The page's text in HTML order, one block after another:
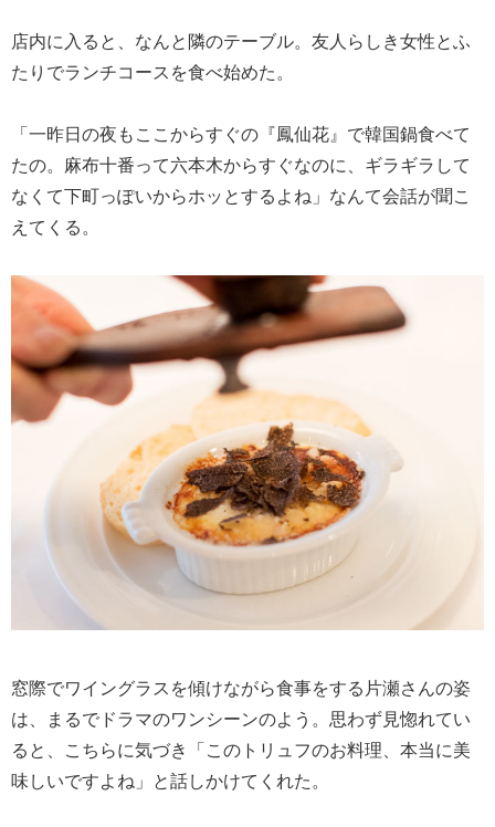
店内に入ると、なんと隣のテーブル。友人らしき女性とふ
たりでランチコースを食べ始めた。
「一昨日の夜もここからすぐの『鳳仙花』で韓国鍋食べて
たの。麻布十番って六本木からすぐなのに、ギラギラして
なくて下町っぽいからホッとするよね」なんて会話が聞こ
えてくる。
窓際でワイングラスを傾けながら食事をする片瀬さんの姿
は、まるでドラマのワンシーンのよう。思わず見惚れてい
ると、こちらに気づき「このトリュフのお料理、本当に美
味しいですよね」と話しかけてくれた。